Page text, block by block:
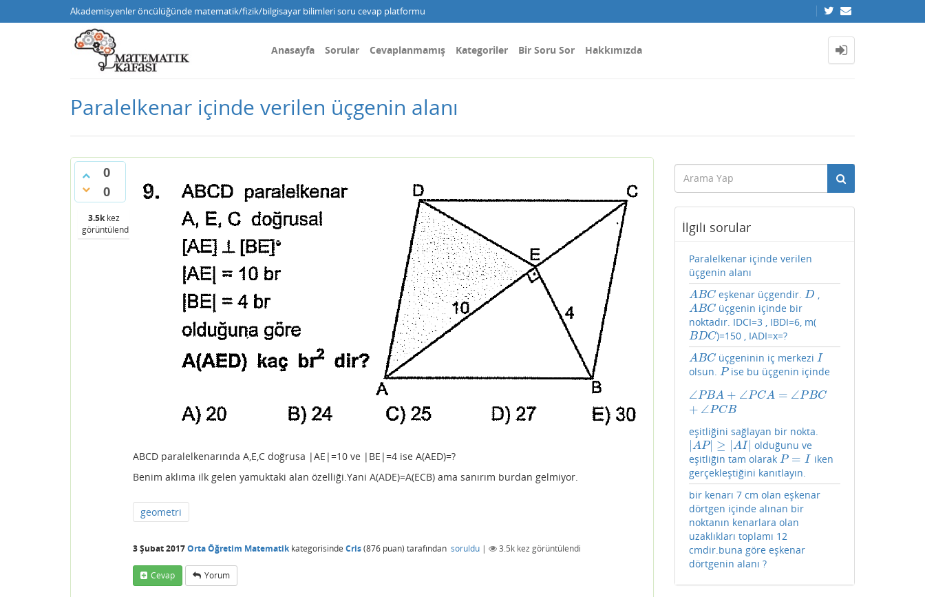
Akademisyenler öncülüğünde matematik/fizik/bilgisayar bilimleri soru cevap platformu
Anasayfa Sorular Cevaplanmamış Kategoriler Bir Soru Sor Hakkımızda
Paralelkenar içinde verilen üçgenin alanı
0
0
3.5kkez
görüntülendi
ABCD paralelkenarında A,E,C doğrusa |AE|=10 ve |BE|=4 ise A(AED)=?
Benim aklıma ilk gelen yamuktaki alan özelliği.Yani A(ADE)=A(ECB) ama sanırım burdan gelmiyor.
geometri
3 Şubat 2017Orta Öğretim Matematikkategorisinde Cris(876 puan) tarafından soruldu | 3.5k kez görüntülendi
Cevap Yorum
İlgili sorular
Paralelkenar içinde verilen
üçgenin alanı
ABC
ABC eşkenar üçgendir.D
D ,
ABC
ABC
üçgenin içinde bir
noktadır. IDCI=3 , IBDI=6, m(
BDC
BDC )=150 , IADI=x=?
ABC
ABC üçgeninin iç merkeziI
I
olsun. P
P ise bu üçgenin içinde
∠PBA + ∠PCA = ∠PBC
+ ∠PCB
∠PBA+∠PCA=∠ PB C+∠PCB
eşitliğini sağlayan bir nokta.
AP| ≥ |AI
|AP| |A |
olduğunu ve
eşitliğin tam olarak P = I
P= I
iken
gerçekleştiğini kanıtlayın.
bir kenarı 7 cm olan eşkenar
dörtgen içinde alınan bir
noktanın kenarlara olan
uzaklıkları toplamı 12
cmdir.buna göre eşkenar
dörtgenin alanı ?